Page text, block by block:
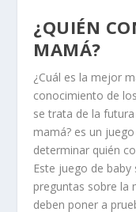
¿QUIÉN
MAMÁ?
¿Cuál es la mejor
conocimiento de
se trata de la
mamá? es un
determinar quién
Este juego de
preguntas sobre la
deben poner a